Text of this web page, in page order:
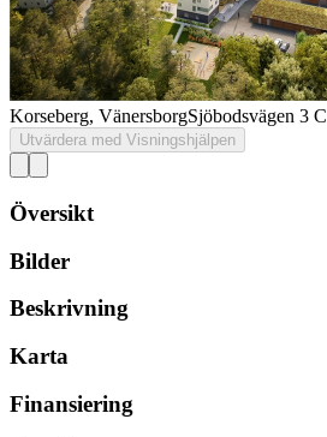
Korseberg, VänersborgSjöbodsvägen 3 C
Utvärdera med Visningshjälpen
Översikt
Bilder
Beskrivning
Karta
Finansiering